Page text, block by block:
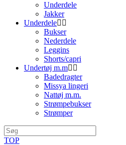
Underdele
Jakker
Underdele
Bukser
Nederdele
Leggins
Shorts/capri
Undertøj m.m
Badedragter
Missya lingeri
Nattøj m.m.
Strømpebukser
Strømper
TOP